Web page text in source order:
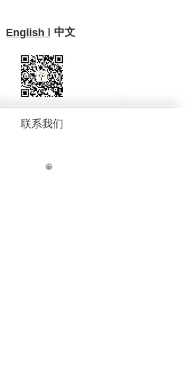
English I 中文
联系我们